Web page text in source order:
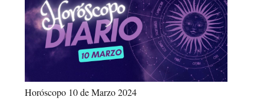
Horóscopo 10 de Marzo 2024